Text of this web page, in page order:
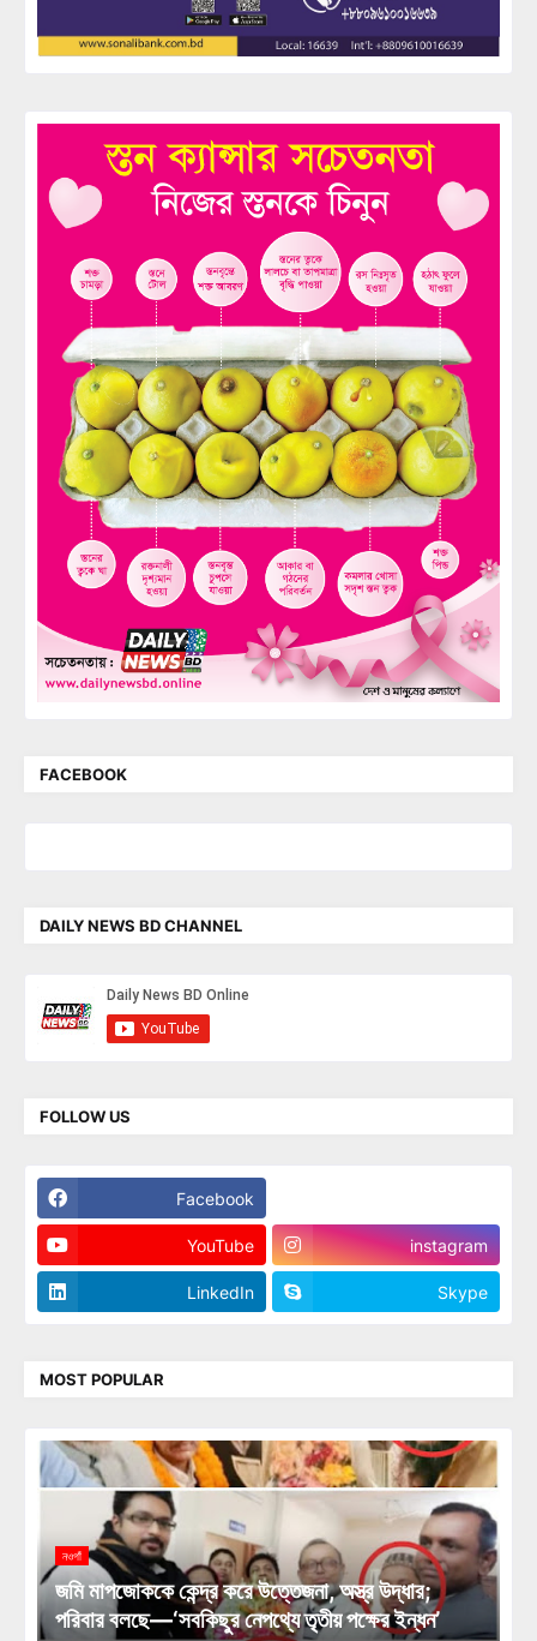
FACEBOOK
DAILY NEWS BD CHANNEL
FOLLOW US
Facebook
YouTube instagram
LinkedIn Skype
MOST POPULAR
নওগাঁ
জমি মাপজোককে কেন্দ্র করে উত্তেজনা, অস্ত্র উদ্ধার;
পরিবার বলছে—‘সবকিছুর নেপথ্যে তৃতীয় পক্ষের ইন্ধন’